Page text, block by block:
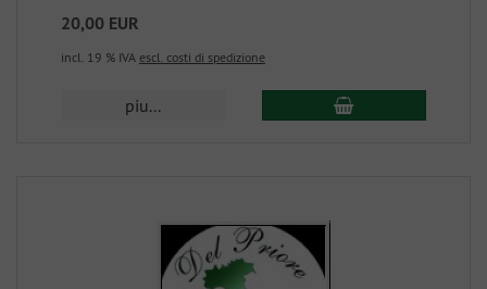
20,00 EUR
incl. 19 % IVA escl. costi di spedizione
piu...